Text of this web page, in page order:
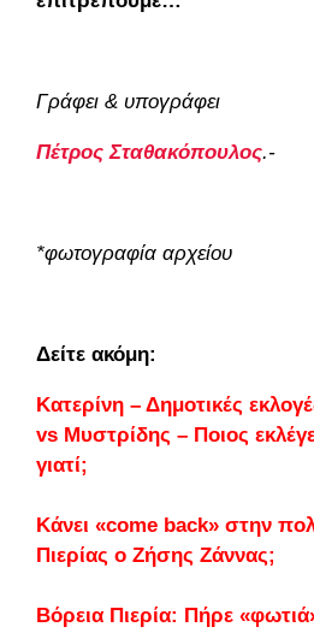
Γράφει & υπογράφει
Πέτρος Σταθακόπουλος.-
*φωτογραφία αρχείου
Δείτε ακόμη:
Κατερίνη – Δημοτικές
vs Μυστρίδης – Ποιος
γιατί;
Κάνει «come back» στην
Πιερίας ο Ζήσης Ζάννας;
Βόρεια Πιερία: Πήρε